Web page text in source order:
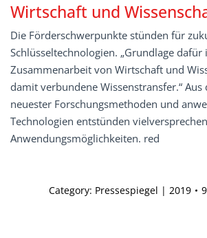
Wirtschaft und
Die Förderschwerpunkte stünden für
Schlüsseltechnologien. „Grundlage dafür
Zusammenarbeit von Wirtschaft und
damit verbundene Wissenstransfer.“
neuester Forschungsmethoden und
Technologien entstünden
Anwendungsmöglichkeiten. red
Category: Pressespiegel | 2019